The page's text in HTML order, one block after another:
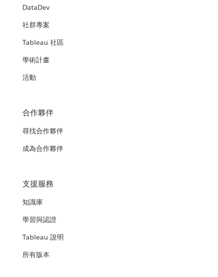
DataDev
社群專案
Tableau 社區
學術計畫
活動
合作夥伴
尋找合作夥伴
成為合作夥伴
支援服務
知識庫
學習與認證
Tableau 說明
所有版本